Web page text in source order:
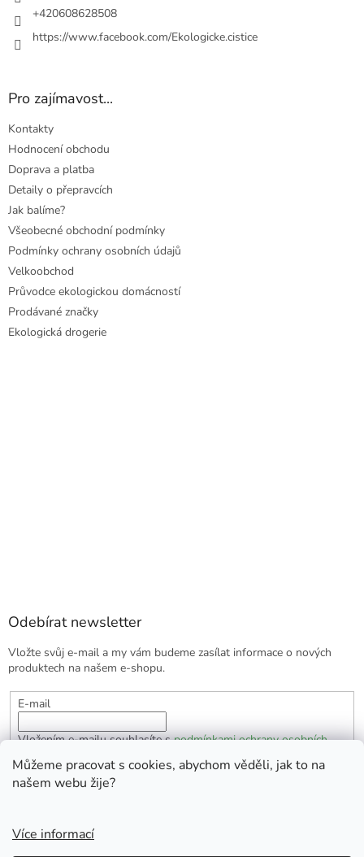
Můžeme pracovat s cookies, abychom věděli, jak to na
našem webu žije?
Více informací
+420608628508
https://www.facebook.com/Ekologicke.cistice
Pro zajímavost...
Kontakty
Hodnocení obchodu
Doprava a platba
Detaily o přepravcích
Jak balíme?
Všeobecné obchodní podmínky
Podmínky ochrany osobních údajů
Velkoobchod
Průvodce ekologickou domácností
Prodávané značky
Ekologická drogerie
Odebírat newsletter
Vložte svůj e-mail a my vám budeme zasílat informace o nových
produktech na našem e-shopu.
E-mail
Vložením e-mailu souhlasíte spodmínkami ochrany osobních
PŘIHLÁSIT SE